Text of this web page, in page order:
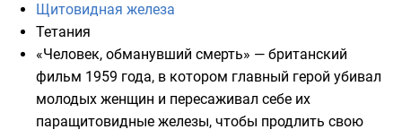
Щитовидная железа
Тетания
«Человек, обманувший смерть» — британский
фильм 1959 года, в котором главный герой убивал
молодых женщин и пересаживал себе их
паращитовидные железы, чтобы продлить свою